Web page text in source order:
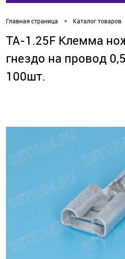
Главная страница • Каталог товаров
TA-1.25F Клемма
гнездо на провод
100шт.